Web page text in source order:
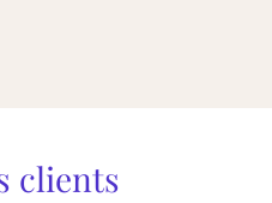
clients